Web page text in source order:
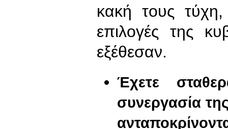
κακή τους τύχη,
επιλογές της
εξέθεσαν.
Έχετε
συνεργασία